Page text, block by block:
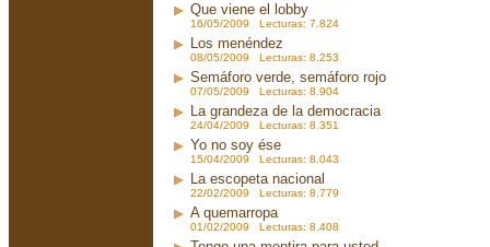
Que viene el lobby
16/05/2009 Lecturas: 7.824
Los menéndez
08/05/2009 Lecturas: 8.253
Semáforo verde, semáforo rojo
07/05/2009 Lecturas: 8.904
La grandeza de la democracia
24/04/2009 Lecturas: 8.351
Yo no soy ése
15/04/2009 Lecturas: 8.043
La escopeta nacional
22/02/2009 Lecturas: 8.779
A quemarropa
01/02/2009 Lecturas: 8.408